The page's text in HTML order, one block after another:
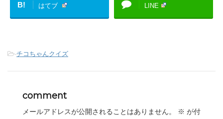
B! はてブ LINE
-チコちゃんクイズ
comment
メールアドレスが公開されることはありません。 ※ が付